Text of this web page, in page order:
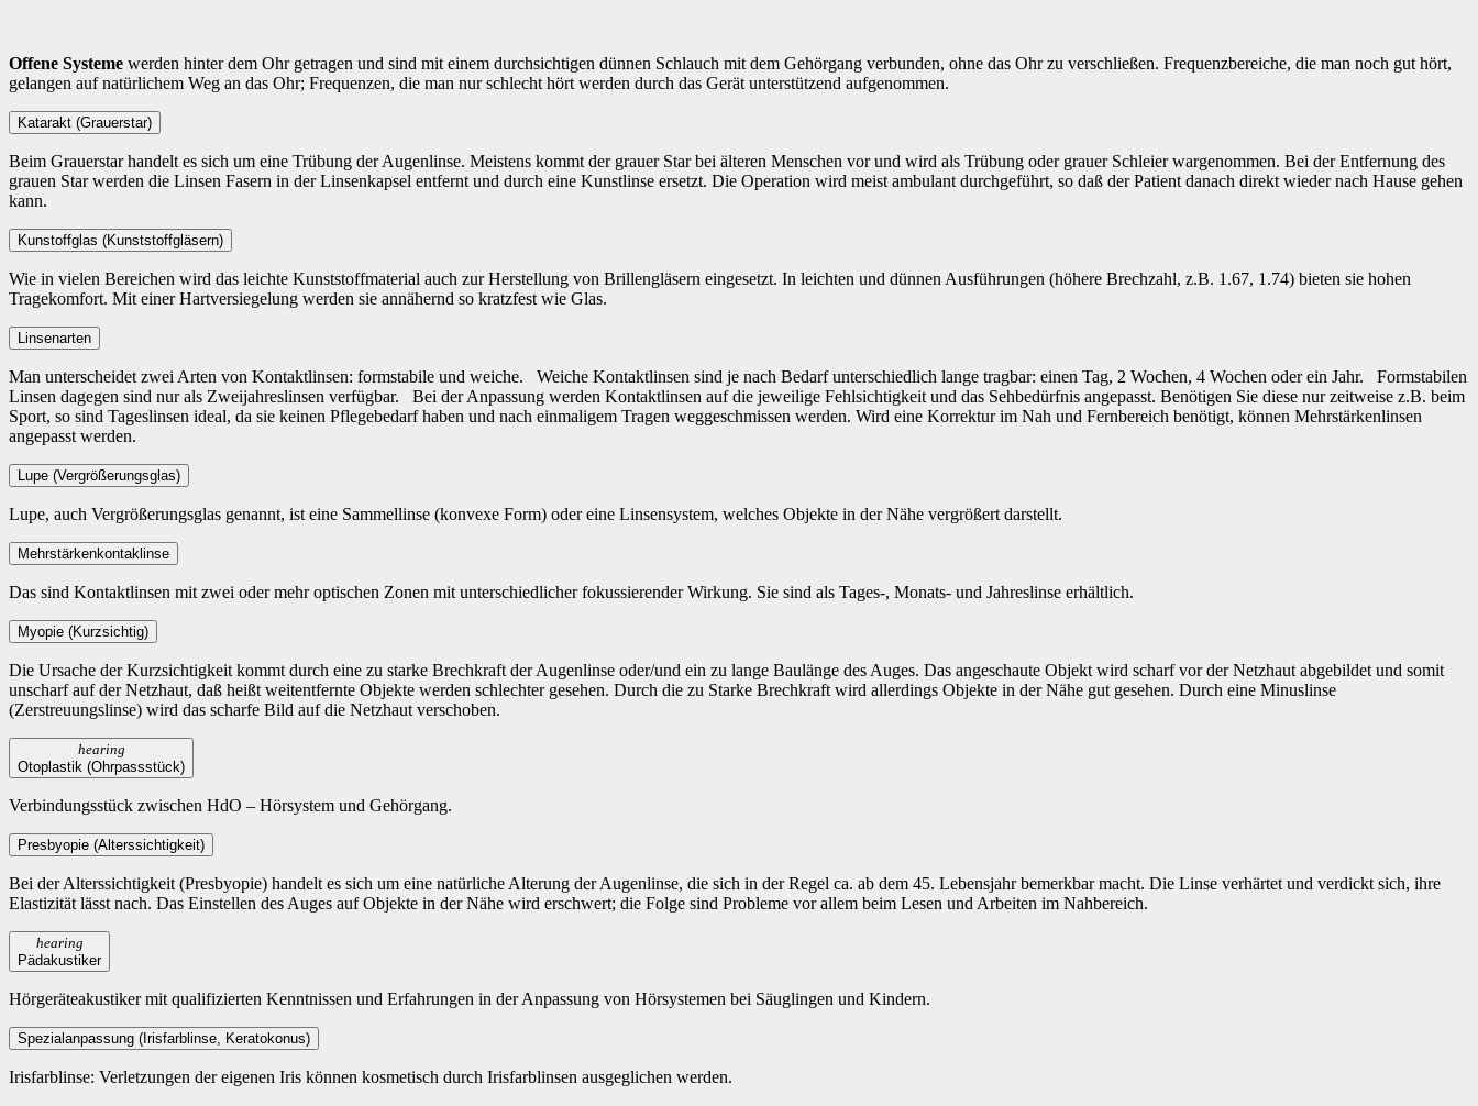
Offene Systeme werden hinter dem Ohr getragen und sind mit einem durchsichtigen dünnen Schlauch mit dem Gehörgang verbunden, ohne das Ohr zu verschließen. Frequenzbereiche, die man noch gut hört,
gelangen auf natürlichem Weg an das Ohr; Frequenzen, die man nur schlecht hört werden durch das Gerät unterstützend aufgenommen.
Katarakt (Grauerstar)
Beim Grauerstar handelt es sich um eine Trübung der Augenlinse. Meistens kommt der grauer Star bei älteren Menschen vor und wird als Trübung oder grauer Schleier wargenommen. Bei der Entfernung des
grauen Star werden die Linsen Fasern in der Linsenkapsel entfernt und durch eine Kunstlinse ersetzt. Die Operation wird meist ambulant durchgeführt, so daß der Patient danach direkt wieder nach Hause gehen
kann.
Kunstoffglas (Kunststoffgläsern)
Wie in vielen Bereichen wird das leichte Kunststoffmaterial auch zur Herstellung von Brillengläsern eingesetzt. In leichten und dünnen Ausführungen (höhere Brechzahl, z.B. 1.67, 1.74) bieten sie hohen
Tragekomfort. Mit einer Hartversiegelung werden sie annähernd so kratzfest wie Glas.
Linsenarten
Man unterscheidet zwei Arten von Kontaktlinsen: formstabile und weiche. Weiche Kontaktlinsen sind je nach Bedarf unterschiedlich lange tragbar: einen Tag, 2 Wochen, 4 Wochen oder ein Jahr. Formstabilen
Linsen dagegen sind nur als Zweijahreslinsen verfügbar. Bei der Anpassung werden Kontaktlinsen auf die jeweilige Fehlsichtigkeit und das Sehbedürfnis angepasst. Benötigen Sie diese nur zeitweise z.B. beim
Sport, so sind Tageslinsen ideal, da sie keinen Pflegebedarf haben und nach einmaligem Tragen weggeschmissen werden. Wird eine Korrektur im Nah und Fernbereich benötigt, können Mehrstärkenlinsen
angepasst werden.
Lupe (Vergrößerungsglas)
Lupe, auch Vergrößerungsglas genannt, ist eine Sammellinse (konvexe Form) oder eine Linsensystem, welches Objekte in der Nähe vergrößert darstellt.
Mehrstärkenkontaklinse
Das sind Kontaktlinsen mit zwei oder mehr optischen Zonen mit unterschiedlicher fokussierender Wirkung. Sie sind als Tages-, Monats- und Jahreslinse erhältlich.
Myopie (Kurzsichtig)
Die Ursache der Kurzsichtigkeit kommt durch eine zu starke Brechkraft der Augenlinse oder/und ein zu lange Baulänge des Auges. Das angeschaute Objekt wird scharf vor der Netzhaut abgebildet und somit
unscharf auf der Netzhaut, daß heißt weitentfernte Objekte werden schlechter gesehen. Durch die zu Starke Brechkraft wird allerdings Objekte in der Nähe gut gesehen. Durch eine Minuslinse
(Zerstreuungslinse) wird das scharfe Bild auf die Netzhaut verschoben.
hearing
Otoplastik (Ohrpassstück)
Verbindungsstück zwischen HdO – Hörsystem und Gehörgang.
Presbyopie (Alterssichtigkeit)
Bei der Alterssichtigkeit (Presbyopie) handelt es sich um eine natürliche Alterung der Augenlinse, die sich in der Regel ca. ab dem 45. Lebensjahr bemerkbar macht. Die Linse verhärtet und verdickt sich, ihre
Elastizität lässt nach. Das Einstellen des Auges auf Objekte in der Nähe wird erschwert; die Folge sind Probleme vor allem beim Lesen und Arbeiten im Nahbereich.
hearing
Pädakustiker
Hörgeräteakustiker mit qualifizierten Kenntnissen und Erfahrungen in der Anpassung von Hörsystemen bei Säuglingen und Kindern.
Spezialanpassung (Irisfarblinse, Keratokonus)
Irisfarblinse: Verletzungen der eigenen Iris können kosmetisch durch Irisfarblinsen ausgeglichen werden.